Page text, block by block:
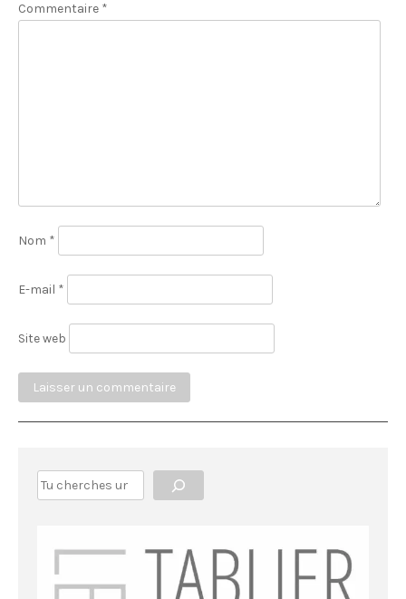
Commentaire *
Nom *
E-mail *
Site web